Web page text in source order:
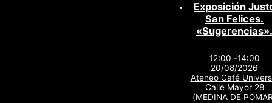
Exposición
San Felices.
«Sugerencias».
12:00 -14:00
20/08/2026
Ateneo Café
Calle Mayor 28
(MEDINA DE